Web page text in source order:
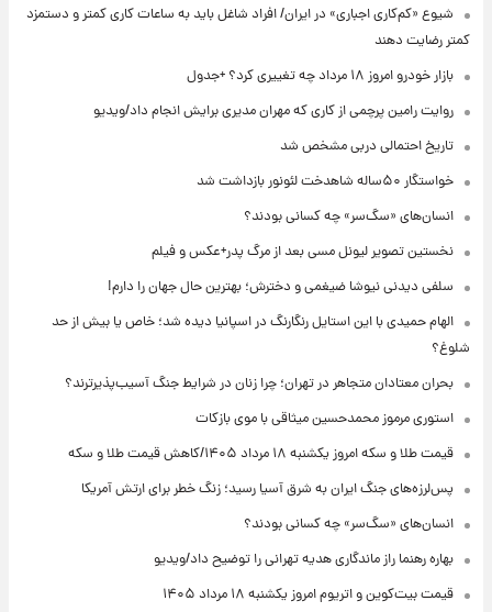
شیوع «کم‌کاری اجباری» در ایران/ افراد شاغل باید به ساعات کاری کمتر و دستمزد
کمتر رضایت دهند
بازار خودرو امروز ۱۸ مرداد چه تغییری کرد؟ +جدول
روایت رامین پرچمی از کاری که مهران مدیری برایش انجام داد/ویدیو
تاریخ احتمالی دربی مشخص شد
خواستگار ۵۰ساله شاهدخت لئونور بازداشت شد
انسان‌های «سگ‌سر» چه کسانی بودند؟
نخستین تصویر لیونل مسی بعد از مرگ پدر+عکس و فیلم
سلفی دیدنی نیوشا ضیغمی و دخترش؛ بهترین حال جهان را دارم!
الهام حمیدی با این استایل رنگارنگ در اسپانیا دیده شد؛ خاص یا بیش از حد
شلوغ؟
بحران معتادان متجاهر در تهران؛ چرا زنان در شرایط جنگ آسیب‌پذیرترند؟
استوری مرموز محمدحسین میثاقی با موی بازکات
قیمت طلا و سکه امروز یکشنبه ۱۸ مرداد ۱۴۰۵/کاهش قیمت طلا و سکه
پس‌لرزه‌های جنگ ایران به شرق آسیا رسید؛ زنگ خطر برای ارتش آمریکا
انسان‌های «سگ‌سر» چه کسانی بودند؟
بهاره رهنما راز ماندگاری هدیه تهرانی را توضیح داد/ویدیو
قیمت بیت‌کوین و اتریوم امروز یکشنبه ۱۸ مرداد ۱۴۰۵